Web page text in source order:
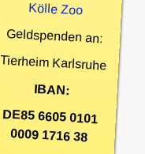
Kölle Zoo
Geldspenden an:
Tierheim Karlsruhe
IBAN:
DE85 6605 0101
0009 1716 38